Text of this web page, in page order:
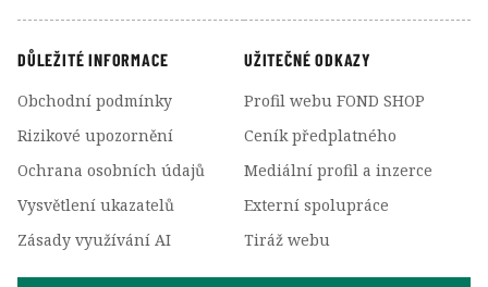
DŮLEŽITÉ INFORMACE
Obchodní podmínky
Rizikové upozornění
Ochrana osobních údajů
Vysvětlení ukazatelů
Zásady využívání AI
UŽITEČNÉ ODKAZY
Profil webu FOND SHOP
Ceník předplatného
Mediální profil a inzerce
Externí spolupráce
Tiráž webu